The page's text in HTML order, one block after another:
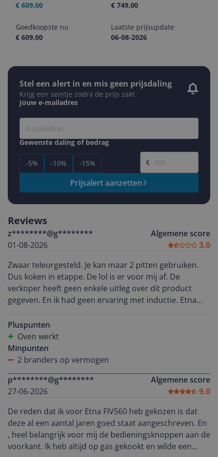
€ 609,00
€ 749,00
Goedkoopste nu
€ 609,00
Laatste prijsupdate
06-08-2026
Stel een alert in en mis geen prijsdaling
Krijg een seintje zodra de prijs zakt
Jouw e-mailadres
Gewenste daling of bedrag
-5% -10% -15%
Gewenste prijs
€
Prijsalert aanzetten
Reviews
z********@g********
01-08-2026
Algemene score
3.0
Zwaar teleurgesteld. Je kan maar 2 pitten gebruiken.
Dus koken in etappe. De lol is er voor mij af. De
verkoper heeft geen enkele uitleg over dit product
gegeven. En ik had geen ervaring met inductie. Etna
de fabrikant en expert zwijgt in alle talen. Reageert
nergens op. Dus nooit geen. ETNA meer. Diep
teleurgesteld.
Pluspunten
Oven werkt
Minpunten
2 branders op vermogen
p********@g********
27-06-2026
Algemene score
9.0
De reden dat ik voor Etna FIV560 heb gekozen is dat
deze al een aantal jaren goed staat aangeschreven. En
, heel belangrijk voor mij de bedieningsknoppen aan de
voorkant. Ik heb altijd op gas gekookt en wilde een